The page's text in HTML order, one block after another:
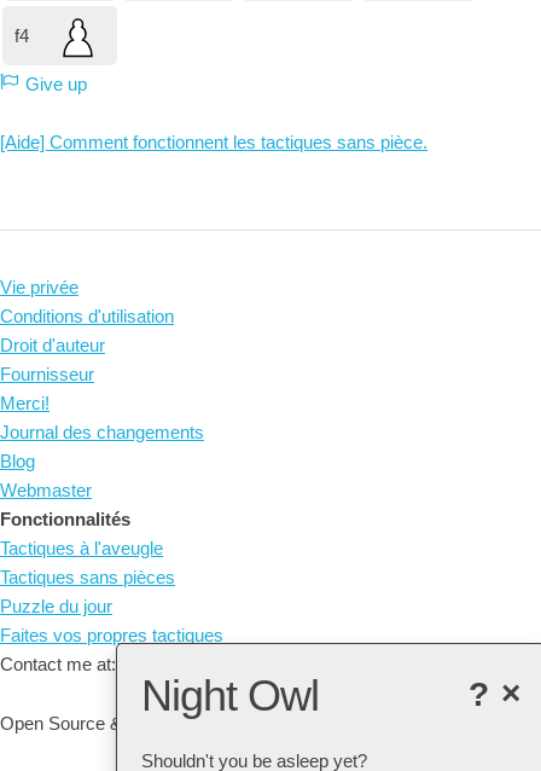
f4
Give up
[Aide] Comment fonctionnent les tactiques sans pièce.
Vie privée
Conditions d'utilisation
Droit d'auteur
Fournisseur
Merci!
Journal des changements
Blog
Webmaster
Fonctionnalités
Tactiques à l'aveugle
Tactiques sans pièces
Puzzle du jour
Faites vos propres tactiques
Contact me at: arne@listudy.org
Open Source & Free Software:
×
?
Night Owl
Shouldn't you be asleep yet?